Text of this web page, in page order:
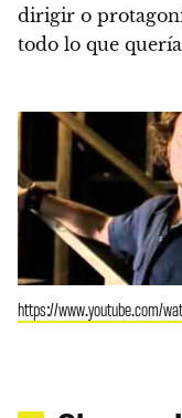
dirigir o
todo lo que
https://www.youtube.com/